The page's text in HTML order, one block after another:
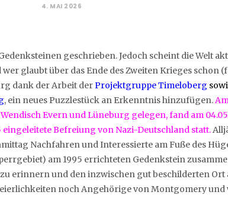
4. MAI 2026
geschrieben. Jedoch scheint die Welt
glaubt über das Ende des Zweiten Krieges schon
dank der Arbeit derProjektgruppe Timeloberg
, ein neues Puzzlestück an Erkenntnis hinzufügen.
Evern und Lüneburg gelegen, fand am
eingeleitete Befreiung von Nazi-Deutschland statt.
Nachfahren und Interessierte am Fuße des
am 1995 errichteten Gedenkstein
erinnern und den inzwischen gut beschilderten Ort
noch Angehörige von Montgomery und